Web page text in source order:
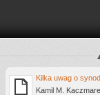
Kilka uwag o
Kamil M.